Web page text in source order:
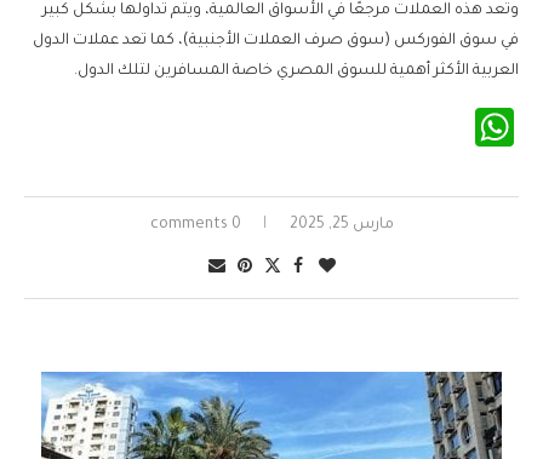
وتعد هذه العملات مرجعًا في الأسواق العالمية، ويتم تداولها بشكل كبير
في سوق الفوركس (سوق صرف العملات الأجنبية)، كما تعد عملات الدول
العربية الأكثر أهمية للسوق المصري خاصة المسافرين لتلك الدول.
مارس 25, 2025 0 comments